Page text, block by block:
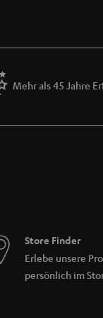
für DAB+
Player erfüllen jeden
unsere ULTIMA 20
über einen WLAN-
Power Editionen
Mehr als 45 Jahre
Store Finder
Erlebe unsere
persönlich im